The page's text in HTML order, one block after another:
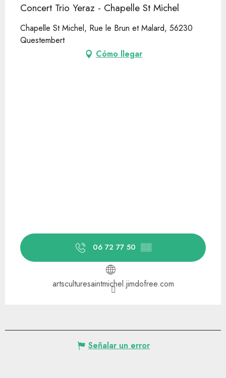
Concert Trio Yeraz - Chapelle St Michel
Chapelle St Michel, Rue le Brun et Malard, 56230
Questembert
Cómo llegar
06 72 77 50 ▒▒
artsculturesaintmichel.jimdofree.com
Señalar un error